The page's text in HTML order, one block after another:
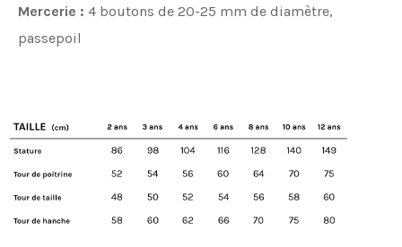
Mercerie : 4 boutons de 20-25 mm de diamètre,
passepoil